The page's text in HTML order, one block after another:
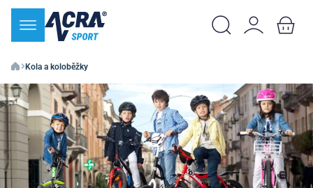
Kola a koloběžky